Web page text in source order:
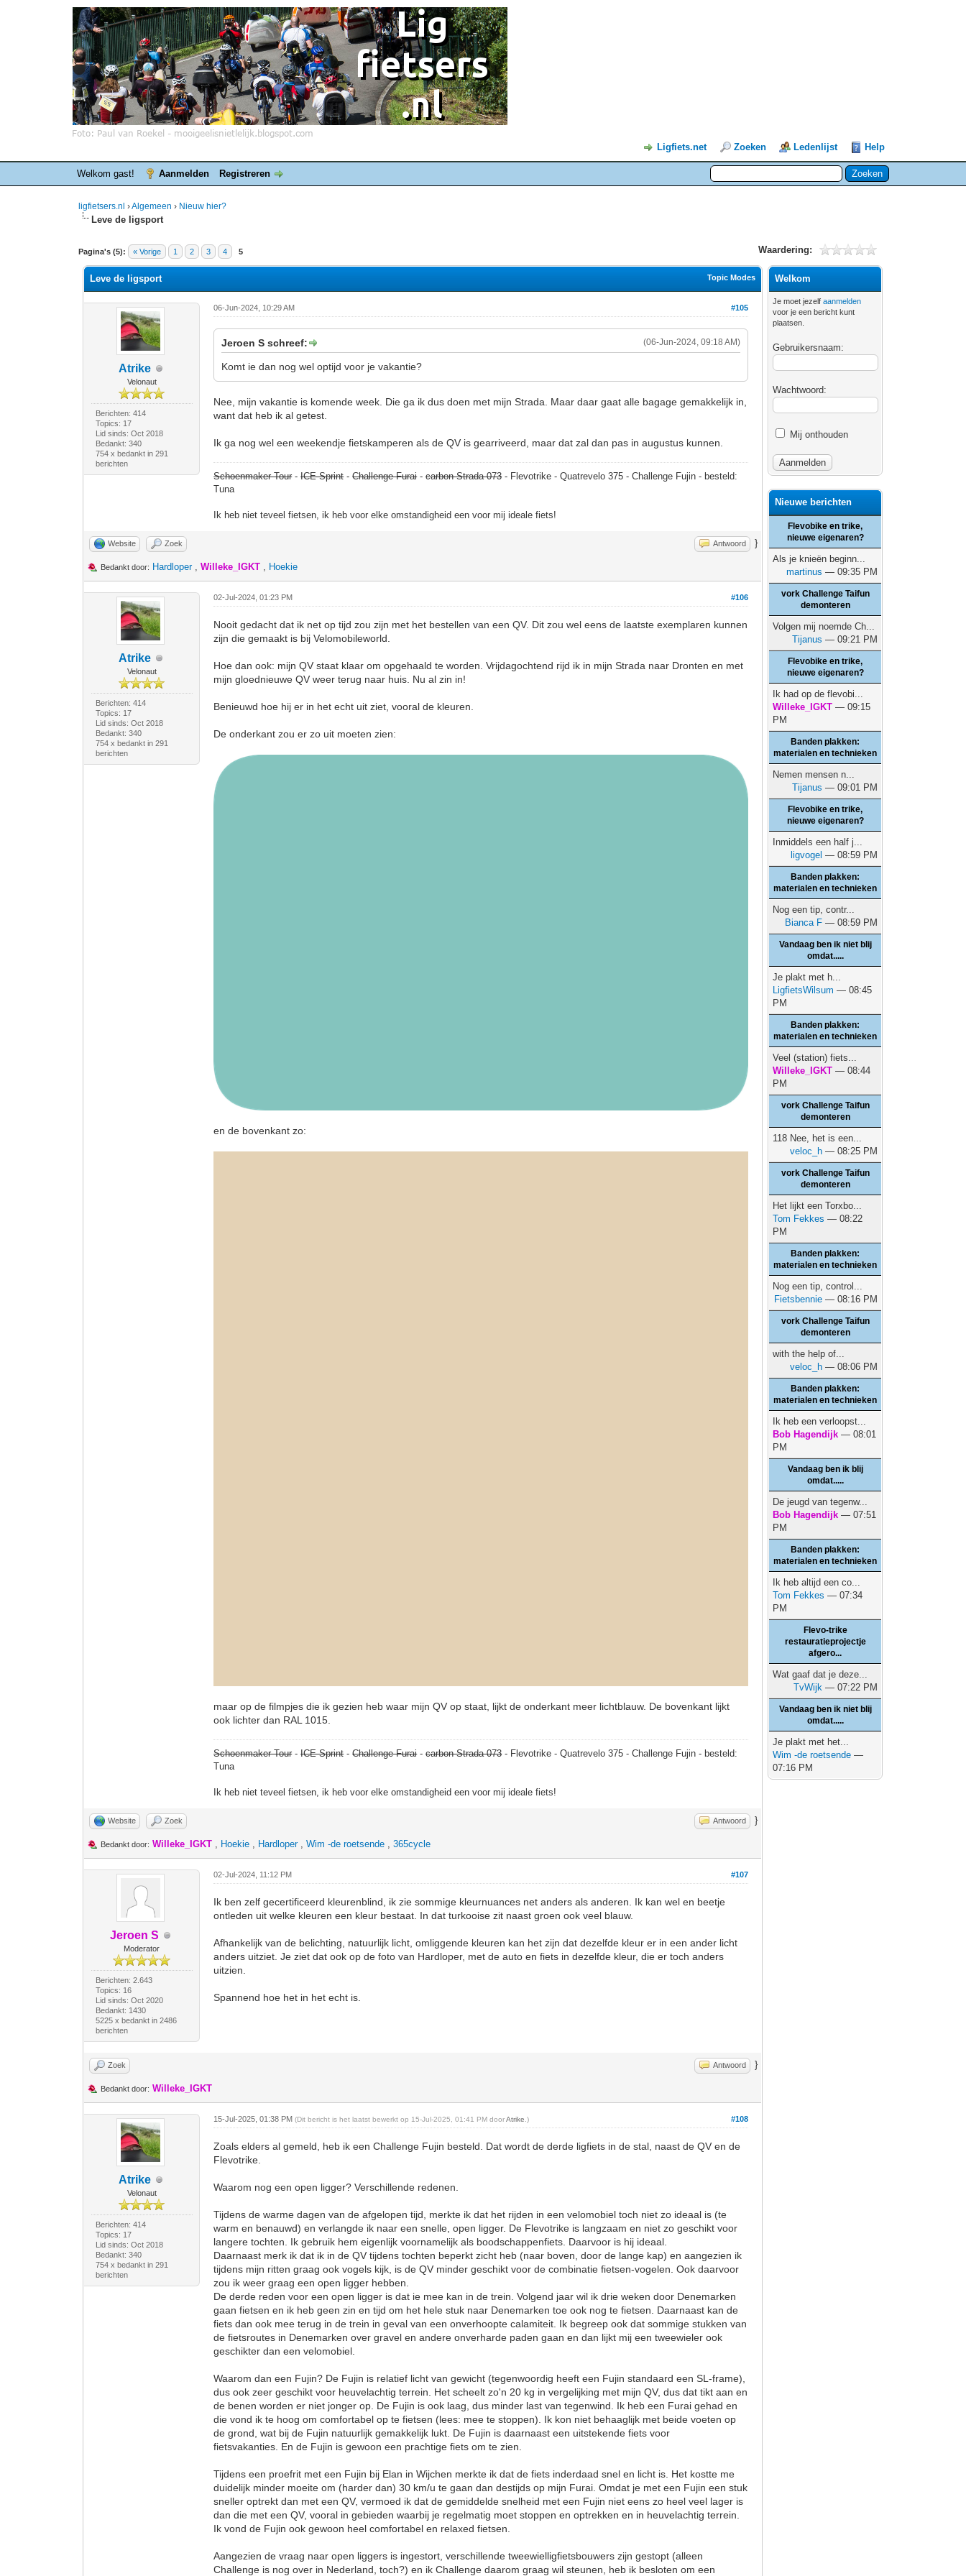
Ligfiets.net Zoeken Ledenlijst Help
Welkom gast! Aanmelden Registreren
ligfietsers.nl ›Algemeen › Nieuw hier?
Leve de ligsport
Pagina's (5): « Vorige 1 2 3 4 5 Waardering:
0 stemmen - gemiddelde waardering is 0
1
2
3
4
5
Topic Modes
Leve de ligsport
Atrike
Velonaut
Berichten: 414
Topics: 17
Lid sinds: Oct 2018
Bedankt: 340
754 x bedankt in 291
berichten
#105
06-Jun-2024, 10:29 AM
(06-Jun-2024, 09:18 AM)
Jeroen S schreef:
Komt ie dan nog wel optijd voor je vakantie?
Nee, mijn vakantie is komende week. Die ga ik dus doen met mijn Strada. Maar daar gaat alle bagage gemakkelijk in,
want dat heb ik al getest.
Ik ga nog wel een weekendje fietskamperen als de QV is gearriveerd, maar dat zal dan pas in augustus kunnen.
Schoenmaker Tour-ICE Sprint-Challenge Furai-carbon Strada 073- Flevotrike - Quatrevelo 375 - Challenge Fujin - besteld:
Tuna
Ik heb niet teveel fietsen, ik heb voor elke omstandigheid een voor mij ideale fiets!
Website Zoek Antwoord }
Bedankt door: Hardloper,Willeke_IGKT , Hoekie
Atrike
Velonaut
Berichten: 414
Topics: 17
Lid sinds: Oct 2018
Bedankt: 340
754 x bedankt in 291
berichten
#106
02-Jul-2024, 01:23 PM
Nooit gedacht dat ik net op tijd zou zijn met het bestellen van een QV. Dit zou wel eens de laatste exemplaren kunnen
zijn die gemaakt is bij Velomobileworld.
Hoe dan ook: mijn QV staat klaar om opgehaald te worden. Vrijdagochtend rijd ik in mijn Strada naar Dronten en met
mijn gloednieuwe QV weer terug naar huis. Nu al zin in!
Benieuwd hoe hij er in het echt uit ziet, vooral de kleuren.
De onderkant zou er zo uit moeten zien:
en de bovenkant zo:
maar op de filmpjes die ik gezien heb waar mijn QV op staat, lijkt de onderkant meer lichtblauw. De bovenkant lijkt
ook lichter dan RAL 1015.
Schoenmaker Tour-ICE Sprint-Challenge Furai-carbon Strada 073- Flevotrike - Quatrevelo 375 - Challenge Fujin - besteld:
Tuna
Ik heb niet teveel fietsen, ik heb voor elke omstandigheid een voor mij ideale fiets!
Website Zoek Antwoord }
Bedankt door: Willeke_IGKT , Hoekie , Hardloper,Wim -de roetsende ,365cycle
Jeroen S
Moderator
Berichten: 2.643
Topics: 16
Lid sinds: Oct 2020
Bedankt: 1430
5225 x bedankt in 2486
berichten
#107
02-Jul-2024, 11:12 PM
Ik ben zelf gecertificeerd kleurenblind, ik zie sommige kleurnuances net anders als anderen. Ik kan wel en beetje
ontleden uit welke kleuren een kleur bestaat. In dat turkooise zit naast groen ook veel blauw.
Afhankelijk van de belichting, natuurlijk licht, omliggende kleuren kan het zijn dat dezelfde kleur er in een ander licht
anders uitziet. Je ziet dat ook op de foto van Hardloper, met de auto en fiets in dezelfde kleur, die er toch anders
uitzien.
Spannend hoe het in het echt is.
Zoek Antwoord }
Bedankt door: Willeke_IGKT
Atrike
Velonaut
Berichten: 414
Topics: 17
Lid sinds: Oct 2018
Bedankt: 340
754 x bedankt in 291
berichten
#108
15-Jul-2025, 01:38 PM(Dit bericht is het laatst bewerkt op 15-Jul-2025, 01:41 PM doorAtrike.)
Zoals elders al gemeld, heb ik een Challenge Fujin besteld. Dat wordt de derde ligfiets in de stal, naast de QV en de
Flevotrike.
Waarom nog een open ligger? Verschillende redenen.
Tijdens de warme dagen van de afgelopen tijd, merkte ik dat het rijden in een velomobiel toch niet zo ideaal is (te
warm en benauwd) en verlangde ik naar een snelle, open ligger. De Flevotrike is langzaam en niet zo geschikt voor
langere tochten. Ik gebruik hem eigenlijk voornamelijk als boodschappenfiets. Daarvoor is hij ideaal.
Daarnaast merk ik dat ik in de QV tijdens tochten beperkt zicht heb (naar boven, door de lange kap) en aangezien ik
tijdens mijn ritten graag ook vogels kijk, is de QV minder geschikt voor de combinatie fietsen-vogelen. Ook daarvoor
zou ik weer graag een open ligger hebben.
De derde reden voor een open ligger is dat ie mee kan in de trein. Volgend jaar wil ik drie weken door Denemarken
gaan fietsen en ik heb geen zin en tijd om het hele stuk naar Denemarken toe ook nog te fietsen. Daarnaast kan de
fiets dan ook mee terug in de trein in geval van een onverhoopte calamiteit. Ik begreep ook dat sommige stukken van
de fietsroutes in Denemarken over gravel en andere onverharde paden gaan en dan lijkt mij een tweewieler ook
geschikter dan een velomobiel.
Waarom dan een Fujin? De Fujin is relatief licht van gewicht (tegenwoordig heeft een Fujin standaard een SL-frame),
dus ook zeer geschikt voor heuvelachtig terrein. Het scheelt zo'n 20 kg in vergelijking met mijn QV, dus dat tikt aan en
de benen worden er niet jonger op. De Fujin is ook laag, dus minder last van tegenwind. Ik heb een Furai gehad en
die vond ik te hoog om comfortabel op te fietsen (lees: mee te stoppen). Ik kon niet behaaglijk met beide voeten op
de grond, wat bij de Fujin natuurlijk gemakkelijk lukt. De Fujin is daarnaast een uitstekende fiets voor
fietsvakanties. En de Fujin is gewoon een prachtige fiets om te zien.
Tijdens een proefrit met een Fujin bij Elan in Wijchen merkte ik dat de fiets inderdaad snel en licht is. Het kostte me
duidelijk minder moeite om (harder dan) 30 km/u te gaan dan destijds op mijn Furai. Omdat je met een Fujin een stuk
sneller optrekt dan met een QV, vermoed ik dat de gemiddelde snelheid met een Fujin niet eens zo heel veel lager is
dan die met een QV, vooral in gebieden waarbij je regelmatig moet stoppen en optrekken en in heuvelachtig terrein.
Ik vond de Fujin ook gewoon heel comfortabel en relaxed fietsen.
Aangezien de vraag naar open liggers is ingestort, verschillende tweewielligfietsbouwers zijn gestopt (alleen
Challenge is nog over in Nederland, toch?) en ik Challenge daarom graag wil steunen, heb ik besloten om een
Welkom
Je moet jezelfaanmelden
voor je een bericht kunt
plaatsen.
Gebruikersnaam:
Wachtwoord:
Mij onthouden
Nieuwe berichten
Flevobike en trike,
nieuwe eigenaren?
Als je knieën beginn...
martinus — 09:35 PM
vork Challenge Taifun
demonteren
Volgen mij noemde Ch...
Tijanus — 09:21 PM
Flevobike en trike,
nieuwe eigenaren?
Ik had op de flevobi...
Willeke_IGKT — 09:15
PM
Banden plakken:
materialen en technieken
Nemen mensen n...
Tijanus — 09:01 PM
Flevobike en trike,
nieuwe eigenaren?
Inmiddels een half j...
ligvogel — 08:59 PM
Banden plakken:
materialen en technieken
Nog een tip, contr...
Bianca F — 08:59 PM
Vandaag ben ik niet blij
omdat.....
Je plakt met h...
LigfietsWilsum — 08:45
PM
Banden plakken:
materialen en technieken
Veel (station) fiets...
Willeke_IGKT — 08:44
PM
vork Challenge Taifun
demonteren
118 Nee, het is een...
veloc_h — 08:25 PM
vork Challenge Taifun
demonteren
Het lijkt een Torxbo...
Tom Fekkes — 08:22
PM
Banden plakken:
materialen en technieken
Nog een tip, control...
Fietsbennie — 08:16 PM
vork Challenge Taifun
demonteren
with the help of...
veloc_h — 08:06 PM
Banden plakken:
materialen en technieken
Ik heb een verloopst...
Bob Hagendijk — 08:01
PM
Vandaag ben ik blij
omdat.....
De jeugd van tegenw...
Bob Hagendijk — 07:51
PM
Banden plakken:
materialen en technieken
Ik heb altijd een co...
Tom Fekkes — 07:34
PM
Flevo-trike
restauratieprojectje
afgero...
Wat gaaf dat je deze...
TvWijk — 07:22 PM
Vandaag ben ik niet blij
omdat.....
Je plakt met het...
Wim -de roetsende —
07:16 PM